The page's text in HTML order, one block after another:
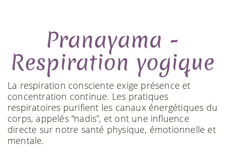
Pranayama -
Respiration yogique
La respiration consciente exige présence et
concentration continue. Les pratiques
respiratoires purifient les canaux énergétiques du
corps, appelés "nadis”, et ont une influence
directe sur notre santé physique, émotionnelle et
mentale.